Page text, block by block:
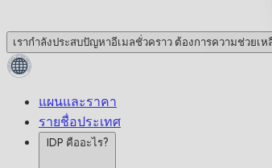
เรากำลังประสบปัญหาอีเมลชั่วคราว ต้องการความช่วยเ
แผนและราคา
รายชื่อประเทศ
IDP คืออะไร?